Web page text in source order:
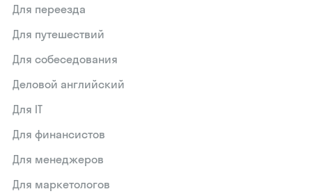
Для переезда
Для путешествий
Для собеседования
Деловой английский
Для IT
Для финансистов
Для менеджеров
Для маркетологов